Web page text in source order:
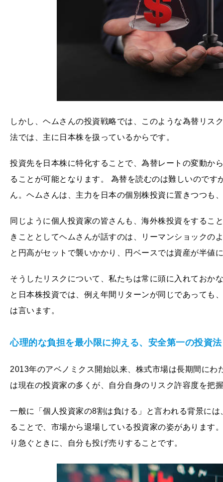
しかし、ヘムさんの投資戦略では、このような為替リス
法では、主に日本株を扱っているからです。
投資先を日本株に特化することで、為替レートの変動か
ることが可能となります。 為替を読むのは難しいので
ん。ヘムさんは、主力を日本の個別株投資に置きつつも
同じように個人投資家の皆さんも、海外株投資をするこ
きこととしてヘムさんが話すのは、リーマンショックの
と円高がセットで襲いかかり、円ベースでは資産が半値
そうしたリスクについて、私たちは常に頭に入れておか
と日本株投資では、例え年間リターンが同じであっても
は言います。
心理的な負担を最小限に抑える、安全第一の投資法
2013年のアベノミクス開始以来、株式市場は長期間に
は現在の投資家の多くが、自分自身のリスク許容度を把
一般に「個人投資家の8割は負ける」と言われる背景に
ることで、市場から退場している投資家の姿があります
り急ぐときに、自分も投げ売りすることです。